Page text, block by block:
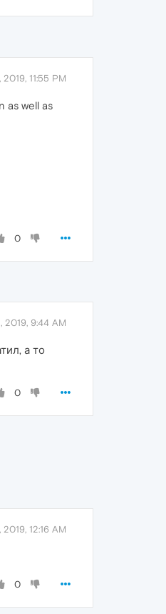
11:55 PM
as well as
0
2019, 9:44 AM
а то
0
2019, 12:16 AM
0